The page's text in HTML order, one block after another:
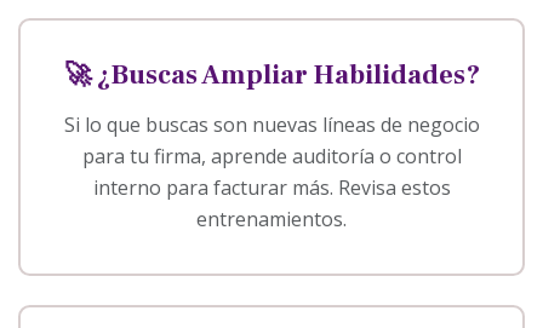
🚀 ¿Buscas Ampliar Habilidades?
Si lo que buscas son nuevas líneas de negocio
para tu firma, aprende auditoría o control
interno para facturar más. Revisa estos
entrenamientos.